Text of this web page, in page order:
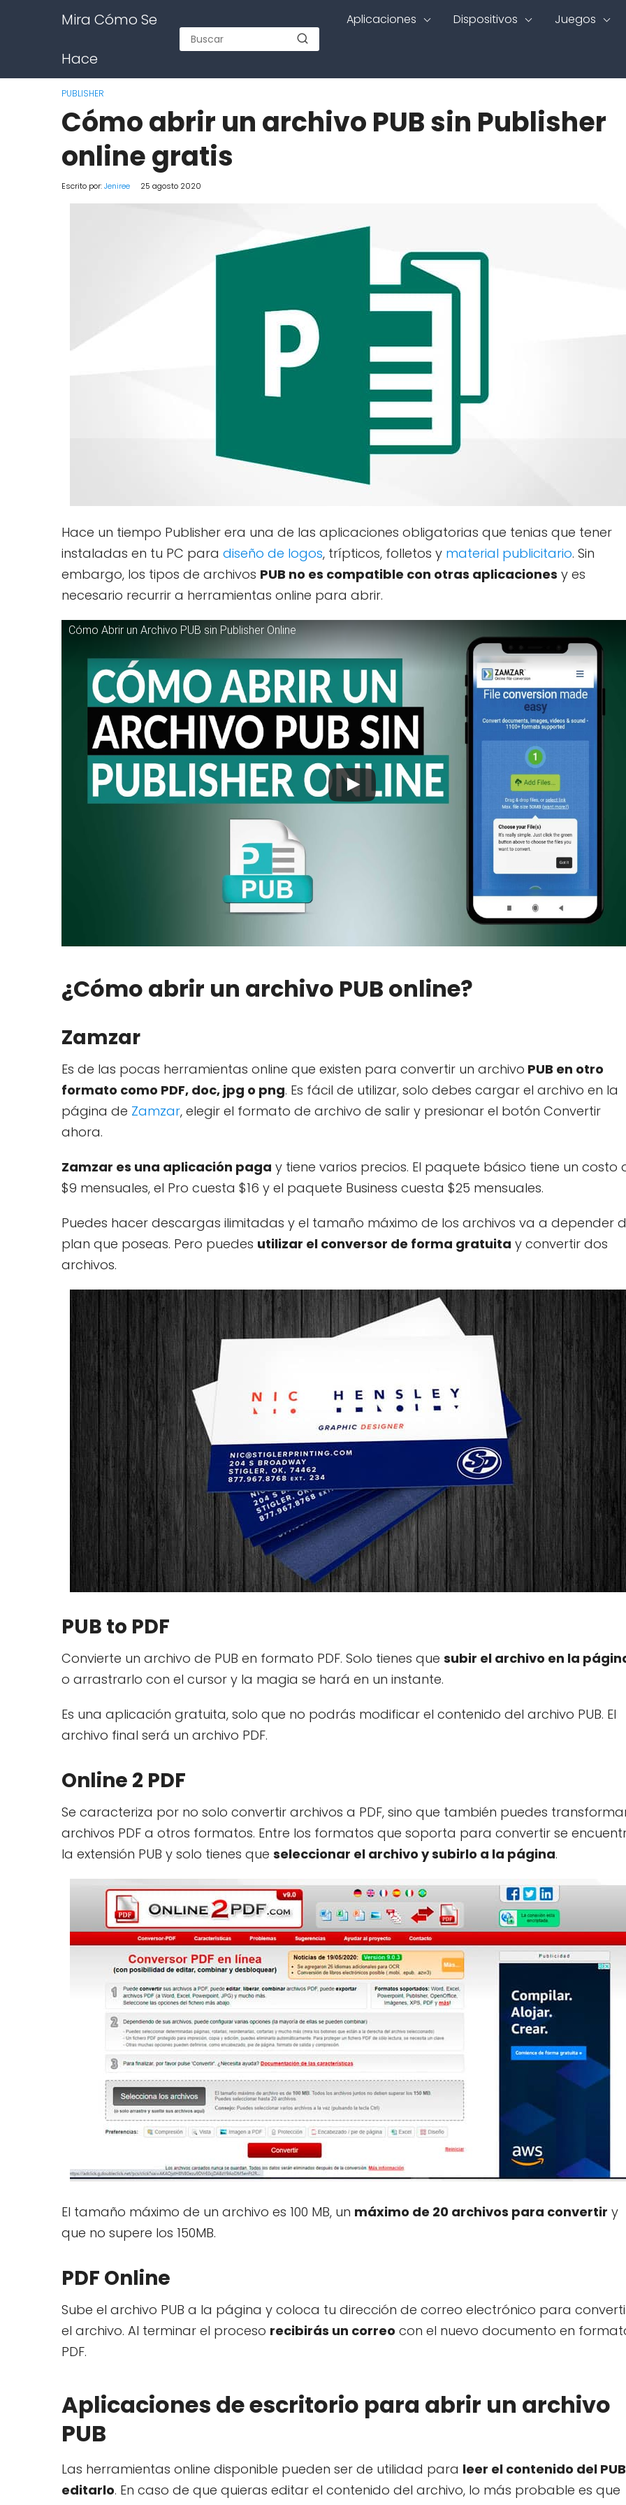
Mira Cómo Se
Hace
Aplicaciones Dispositivos Juegos
PUBLISHER
Cómo abrir un archivo PUB sin Publisher
online gratis
Escrito por:Jeniree 25 agosto 2020
Hace un tiempo Publisher era una de las aplicaciones obligatorias que tenias que tener
instaladas en tu PC para diseño de logos, trípticos, folletos y material publicitario. Sin
embargo, los tipos de archivos PUB no es compatible con otras aplicaciones y es
necesario recurrir a herramientas online para abrir.
Cómo Abrir un Archivo PUB sin Publisher Online
¿Cómo abrir un archivo PUB online?
Zamzar
Es de las pocas herramientas online que existen para convertir un archivo PUB en otro
formato como PDF, doc, jpg o png. Es fácil de utilizar, solo debes cargar el archivo en la
página de Zamzar, elegir el formato de archivo de salir y presionar el botón Convertir
ahora.
Zamzar es una aplicación paga y tiene varios precios. El paquete básico tiene un costo
$9 mensuales, el Pro cuesta $16 y el paquete Business cuesta $25 mensuales.
Puedes hacer descargas ilimitadas y el tamaño máximo de los archivos va a depender
plan que poseas. Pero puedes utilizar el conversor de forma gratuita y convertir dos
archivos.
PUB to PDF
Convierte un archivo de PUB en formato PDF. Solo tienes que subir el archivo en la
o arrastrarlo con el cursor y la magia se hará en un instante.
Es una aplicación gratuita, solo que no podrás modificar el contenido del archivo PUB. El
archivo final será un archivo PDF.
Online 2 PDF
Se caracteriza por no solo convertir archivos a PDF, sino que también puedes
archivos PDF a otros formatos. Entre los formatos que soporta para convertir se
la extensión PUB y solo tienes que seleccionar el archivo y subirlo a la página.
El tamaño máximo de un archivo es 100 MB, un máximo de 20 archivos para convertir y
que no supere los 150MB.
PDF Online
Sube el archivo PUB a la página y coloca tu dirección de correo electrónico para
el archivo. Al terminar el proceso recibirás un correo con el nuevo documento en
PDF.
Aplicaciones de escritorio para abrir un archivo
PUB
Las herramientas online disponible pueden ser de utilidad para leer el contenido del
editarlo. En caso de que quieras editar el contenido del archivo, lo más probable es que